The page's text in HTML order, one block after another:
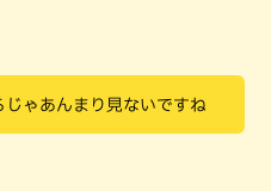
じゃあんまり見ないですね